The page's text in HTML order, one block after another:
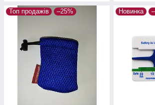
Топ продажів –25% Новинка